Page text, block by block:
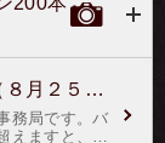
ト ナイルへ
七瀬 マキト
彰殿以上、
ージュ昇格は
ます。
お住替えイベント開始されました（８月２５日開始）
務局です。バ
えますと、